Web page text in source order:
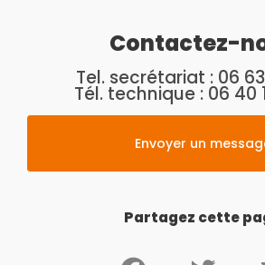
Contactez-
Tel. secrétariat : 06 63
Tél. technique : 06 40
Envoyer un
Partagez cette